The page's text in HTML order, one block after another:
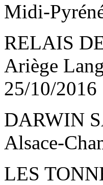
Midi-
RELAIS
Ariège
25/10/2016
DARWIN
Alsace-
LES